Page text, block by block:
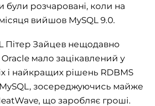
були розчаровані, коли на
вийшов MySQL 9.0.
Пітер Зайцев нещодавно
мало зацікавлений у
і найкращих рішень RDBMS
зосереджуючись майже
що заробляє гроші.